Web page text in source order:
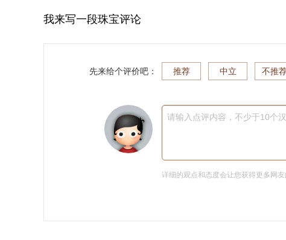
我来写一段珠宝评论
先来给个评价吧： 推荐 中立 不推
请输入点评内容，不少于10个
详细的观点和态度会让您获得更多网友